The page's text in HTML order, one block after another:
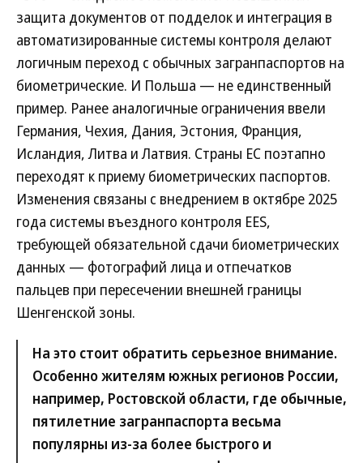
защита документов от подделок и интеграция в
автоматизированные системы контроля делают
логичным переход с обычных загранпаспортов на
биометрические. И Польша — не единственный
пример. Ранее аналогичные ограничения ввели
Германия, Чехия, Дания, Эстония, Франция,
Исландия, Литва и Латвия. Страны ЕС поэтапно
переходят к приему биометрических паспортов.
Изменения связаны с внедрением в октябре 2025
года системы въездного контроля EES,
требующей обязательной сдачи биометрических
данных — фотографий лица и отпечатков
пальцев при пересечении внешней границы
Шенгенской зоны.
На это стоит обратить серьезное внимание.
Особенно жителям южных регионов России,
например, Ростовской области, где обычные,
пятилетние загранпаспорта весьма
популярны из-за более быстрого и